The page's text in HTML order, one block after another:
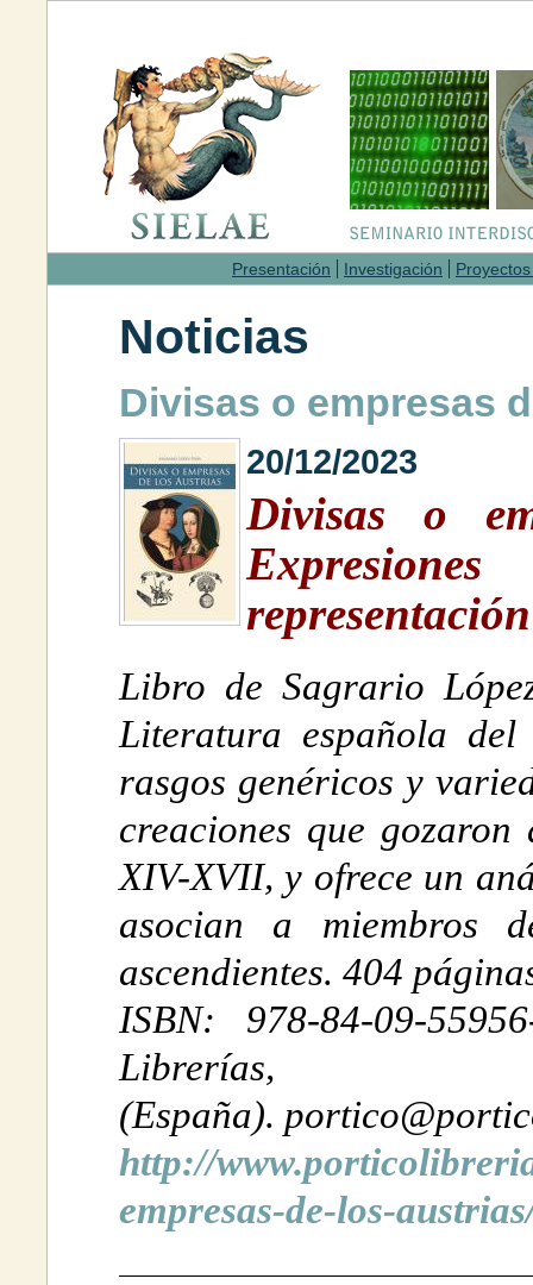
Presentación Investigación
Noticias
Divisas o empresas
20/12/2023
Divisas o
Libro de Sagrario
Literatura española
rasgos genéricos y
creaciones que
XIV-XVII, y ofrece un
asocian a miembros
ascendientes. 404
ISBN: 978-84-09-
(España).
http://
empresas-de-los-